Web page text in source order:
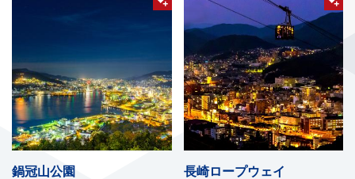
鍋冠山公園 長崎ロープウェイ